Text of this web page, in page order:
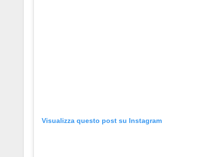
Visualizza questo post su Instagram